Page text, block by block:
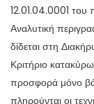
12.01.04.0001
Αναλυτική
δίδεται στη
Κριτήριο
προσφορά μόνο
πληρούνται οι